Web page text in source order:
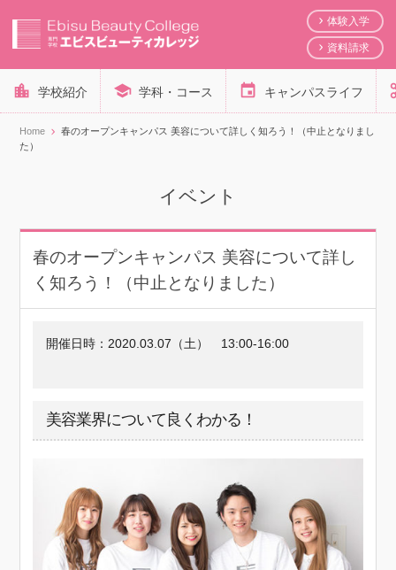
体験入学
資料請求
学校紹介 学科・コース キャンパスライフ
Home
春のオープンキャンパス 美容について詳しく知ろう！（中止となりまし
た）
イベント
春のオープンキャンパス 美容について詳し
く知ろう！（中止となりました）
開催日時： 2020.03.07（土） 13:00-16:00
美容業界について良くわかる！